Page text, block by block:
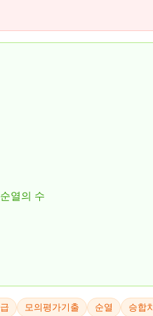
열의 수
모의평가기출 순열 승합